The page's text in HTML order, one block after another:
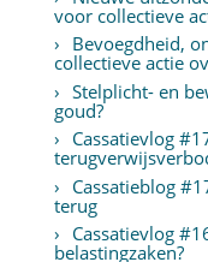
voor collectieve
Bevoegdheid,
collectieve actie
Stelplicht- en
goud?
Cassatievlog
Cassatieblog
terug
Cassatievlog
belastingzaken?